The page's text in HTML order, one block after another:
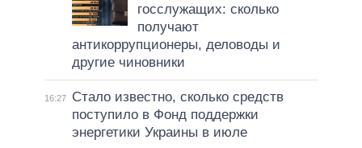
госслужащих: сколько
получают
антикоррупционеры, деловоды и
другие чиновники
16:27
Стало известно, сколько средств
поступило в Фонд поддержки
энергетики Украины в июле